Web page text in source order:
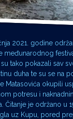
2021. godine
međunarodnog
tako pokazali sav
duha te su se na
Matasovića okupili
potresu i
Čitanje je održano u
uz Kupu, pored